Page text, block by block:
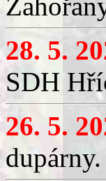
28. 5.
SDH
26. 5.
dupárny.